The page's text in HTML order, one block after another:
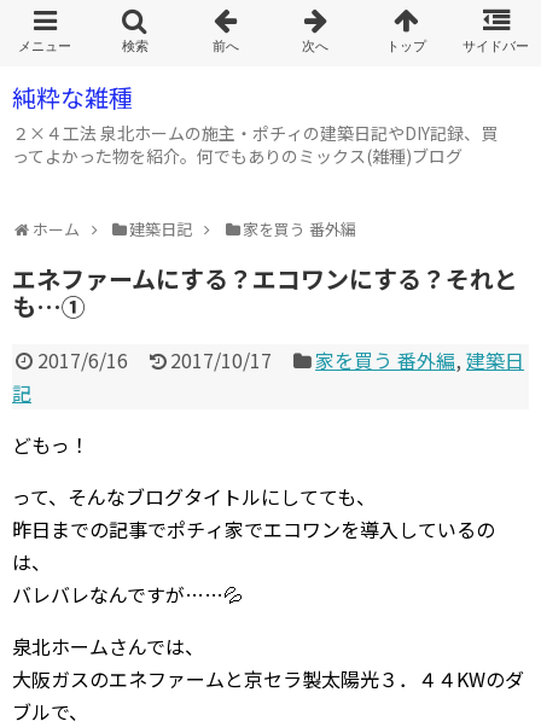
純粋な雑種
２×４工法 泉北ホームの施主・ポチィの建築日記やDIY記録、買
ってよかった物を紹介。何でもありのミックス(雑種)ブログ
ホーム 建築日記 家を買う 番外編
エネファームにする？エコワンにする？それと
も…①
2017/6/16 2017/10/17 家を買う 番外編,建築日
記
どもっ！
って、そんなブログタイトルにしてても、
昨日までの記事でポチィ家でエコワンを導入しているの
は、
バレバレなんですが……💦
泉北ホームさんでは、
大阪ガスのエネファームと京セラ製太陽光３．４４KWのダ
ブルで、